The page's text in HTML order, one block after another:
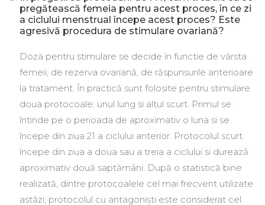
pregătească femeia pentru acest proces, în ce zi
a ciclului menstrual începe acest proces? Este
agresivă procedura de stimulare ovariană?
Doza pentru stimulare se decide în functie de vârsta
femeii, de rezerva ovariană, de răspunsurile anterioare
la tratament. Ȋn practică sunt folosite pentru stimulare
doua protocoale: unul lung si altul scurt. Primul se
întinde pe o perioada de aproximativ o luna si se
începe din ziua 21 a ciclului anterior. Protocolul scurt
începe din ziua a doua sau a treia a ciclului si durează
aproximativ două saptămâni. După o statistică bine
realizată, dintre protocoalele cel mai frecvent utilizate
astăzi, protocolul cu antagoniști este considerat cel